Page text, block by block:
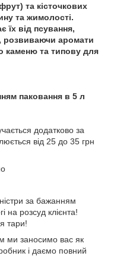
та кісточкових
та жимолості.
їх від псування,
розвиваючи аромати
каменю та типову для
паковання в 5 л
додатково за
від 25 до 35 грн
за бажанням
на розсуд клієнта!
тари!
ми заносимо вас як
і даємо повний